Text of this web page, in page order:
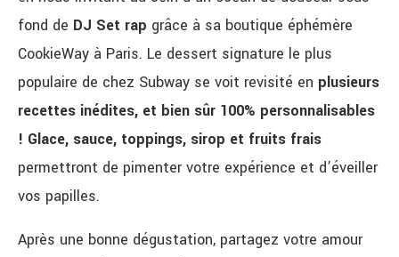
fond de DJ Set rap grâce à sa boutique éphémère
CookieWay à Paris. Le dessert signature le plus
populaire de chez Subway se voit revisité en plusieurs
recettes inédites, et bien sûr 100% personnalisables
! Glace, sauce, toppings, sirop et fruits frais
permettront de pimenter votre expérience et d’éveiller
vos papilles.
Après une bonne dégustation, partagez votre amour